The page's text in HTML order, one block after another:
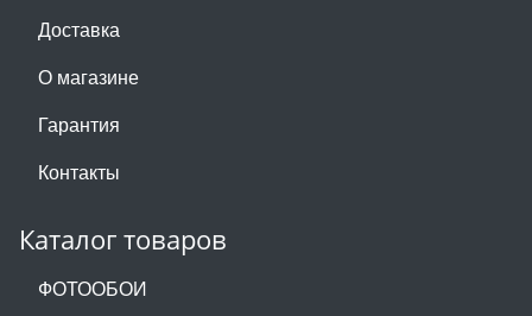
Доставка
О магазине
Гарантия
Контакты
Каталог товаров
ФОТООБОИ